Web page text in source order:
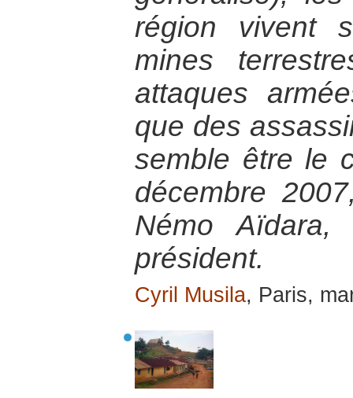
région vivent
mines
attaques
que des
semble être le
décembre
Némo Aïdara,
président.
Cyril Musila, Paris,